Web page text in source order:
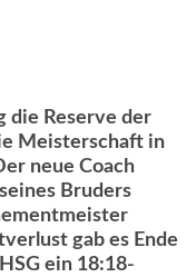
die Reserve der
Meisterschaft in
neue Coach
Bruders
gab es Ende
ein 18:18-